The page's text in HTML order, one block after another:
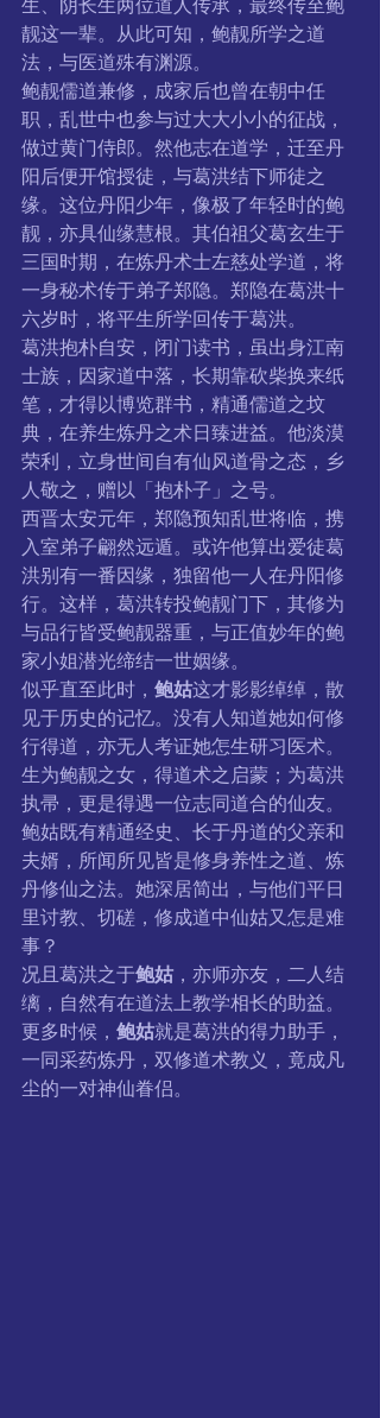
生、阴长生两位道人传承，最终传至鲍
靓这一辈。从此可知，鲍靓所学之道
法，与医道殊有渊源。
鲍靓儒道兼修，成家后也曾在朝中任
职，乱世中也参与过大大小小的征战，
做过黄门侍郎。然他志在道学，迁至丹
阳后便开馆授徒，与葛洪结下师徒之
缘。这位丹阳少年，像极了年轻时的鲍
靓，亦具仙缘慧根。其伯祖父葛玄生于
三国时期，在炼丹术士左慈处学道，将
一身秘术传于弟子郑隐。郑隐在葛洪十
六岁时，将平生所学回传于葛洪。
葛洪抱朴自安，闭门读书，虽出身江南
士族，因家道中落，长期靠砍柴换来纸
笔，才得以博览群书，精通儒道之坟
典，在养生炼丹之术日臻进益。他淡漠
荣利，立身世间自有仙风道骨之态，乡
人敬之，赠以「抱朴子」之号。
西晋太安元年，郑隐预知乱世将临，携
入室弟子翩然远遁。或许他算出爱徒葛
洪别有一番因缘，独留他一人在丹阳修
行。这样，葛洪转投鲍靓门下，其修为
与品行皆受鲍靓器重，与正值妙年的鲍
家小姐潜光缔结一世姻缘。
似乎直至此时， 鲍姑这才影影绰绰，散
见于历史的记忆。没有人知道她如何修
行得道，亦无人考证她怎生研习医术。
生为鲍靓之女，得道术之启蒙；为葛洪
执帚，更是得遇一位志同道合的仙友。
鲍姑既有精通经史、长于丹道的父亲和
夫婿，所闻所见皆是修身养性之道、炼
丹修仙之法。她深居简出，与他们平日
里讨教、切磋，修成道中仙姑又怎是难
事？
况且葛洪之于鲍姑 ，亦师亦友，二人结
缡，自然有在道法上教学相长的助益。
更多时候， 鲍姑就是葛洪的得力助手，
一同采药炼丹，双修道术教义，竟成凡
尘的一对神仙眷侣。